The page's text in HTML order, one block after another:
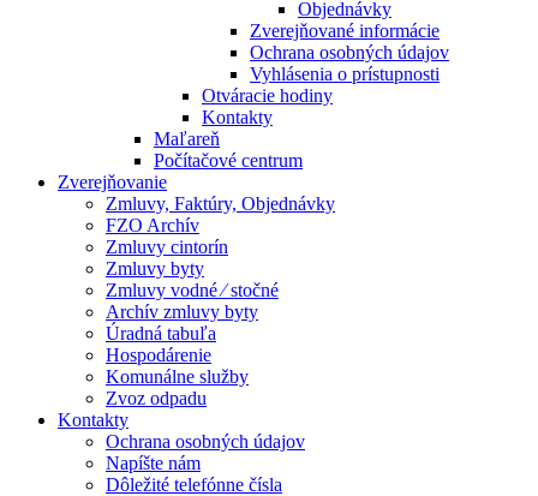
Objednávky
Zverejňované informácie
Ochrana osobných údajov
Vyhlásenia o prístupnosti
Otváracie hodiny
Kontakty
Maľareň
Počítačové centrum
Zverejňovanie
Zmluvy, Faktúry, Objednávky
FZO Archív
Zmluvy cintorín
Zmluvy byty
Zmluvy vodné ⁄ stočné
Archív zmluvy byty
Úradná tabuľa
Hospodárenie
Komunálne služby
Zvoz odpadu
Kontakty
Ochrana osobných údajov
Napíšte nám
Dôležité telefónne čísla